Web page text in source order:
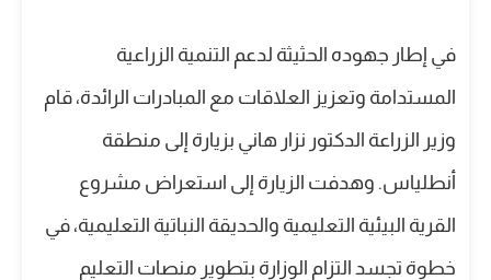
في إطار جهوده الحثيثة لدعم التنمية الزراعية
المستدامة وتعزيز العلاقات مع المبادرات الرائدة، قام
وزير الزراعة الدكتور نزار هاني بزيارة إلى منطقة
أنطلياس. وهدفت الزيارة إلى استعراض مشروع
القرية البيئية التعليمية والحديقة النباتية التعليمية، في
خطوة تجسد التزام الوزارة بتطوير منصات التعليم